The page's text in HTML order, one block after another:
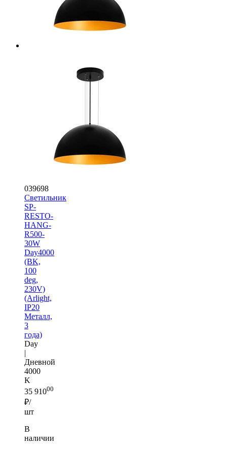
039698
Светильник
SP-
RESTO-
HANG-
R500-
30W
Day4000
(BK,
100
deg,
230V)
(Arlight,
IP20
Металл,
3
года)
Day
|
Дневной
4000
K
35 91000
₽/
шт
В
наличии